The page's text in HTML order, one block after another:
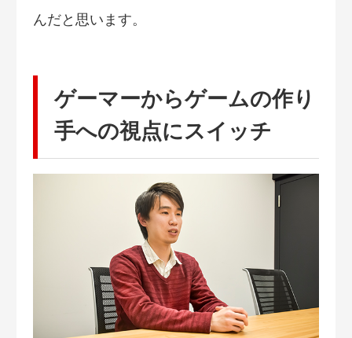
んだと思います。
ゲーマーからゲームの作り
手への視点にスイッチ